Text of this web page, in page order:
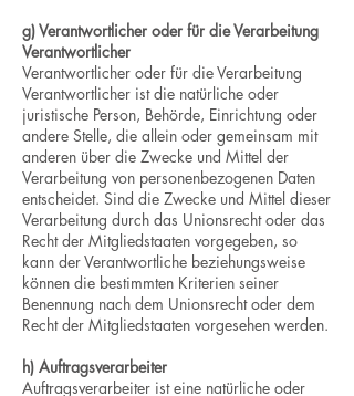
g) Verantwortlicher oder für die Verarbeitung
Verantwortlicher
Verantwortlicher oder für die Verarbeitung
Verantwortlicher ist die natürliche oder
juristische Person, Behörde, Einrichtung oder
andere Stelle, die allein oder gemeinsam mit
anderen über die Zwecke und Mittel der
Verarbeitung von personenbezogenen Daten
entscheidet. Sind die Zwecke und Mittel dieser
Verarbeitung durch das Unionsrecht oder das
Recht der Mitgliedstaaten vorgegeben, so
kann der Verantwortliche beziehungsweise
können die bestimmten Kriterien seiner
Benennung nach dem Unionsrecht oder dem
Recht der Mitgliedstaaten vorgesehen werden.
h) Auftragsverarbeiter
Auftragsverarbeiter ist eine natürliche oder